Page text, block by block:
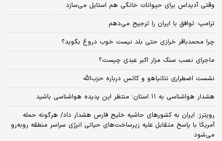
وقتی آدیداس برای حیوانات خانگی هم استایل می‌سازد
ترامپ: توافق با ایران را ترجیح می‌دهم
چرا محمدباقر خرازی حتی بلد نیست خوب دروغ بگوید؟
ماجرای نصب سنگ مزار اکبر عبدی چیست؟
نشست اضطراری نتانیاهو و کاتس درباره حزب‌الله
هشدار هواشناسی به ۱۱ استان؛ منتظر این پدیده هواشناسی باشید
رویترز: ایران به کشورهای حاشیه خلیج فارس هشدار داد/ هرگونه حمله
آمریکا با پاسخ متقابل علیه زیرساخت‌های حیاتی انرژی سراسر منطقه روبه‌رو
می‌شود